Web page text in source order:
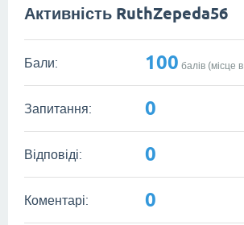
Активність RuthZepeda56
Бали: 100 балів (місце
Запитання: 0
Відповіді: 0
Коментарі: 0